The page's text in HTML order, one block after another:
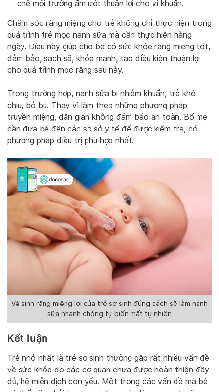
chế môi trường ẩm ướt thuận lợi cho vi khuẩn.
Chăm sóc răng miệng cho trẻ không chỉ thực hiện trong
quá trình trẻ mọc nanh sữa mà cần thực hiện hàng
ngày. Điều này giúp cho bé có sức khỏe răng miệng tốt,
đảm bảo, sạch sẽ, khỏe mạnh, tạo điều kiện thuận lợi
cho quá trình mọc răng sau này.
Trong trường hợp, nanh sữa bị nhiễm khuẩn, trẻ khó
chịu, bỏ bú. Thay vì làm theo những phương pháp
truyền miệng, dân gian không đảm bảo an toàn. Bố mẹ
cần đưa bé đến các sơ sở y tế để được kiểm tra, có
phương pháp điều trị phù hợp nhất.
Vệ sinh răng miệng lợi của trẻ sơ sinh đúng cách sẽ làm nanh
sữa nhanh chóng tự biến mất tự nhiên
Kết luận
Trẻ nhỏ nhất là trẻ sơ sinh thường gặp rất nhiều vấn đề
về sức khỏe do các cơ quan chưa được hoàn thiện đầy
đủ, hệ miễn dịch còn yếu. Một trong các vấn đề mà bé